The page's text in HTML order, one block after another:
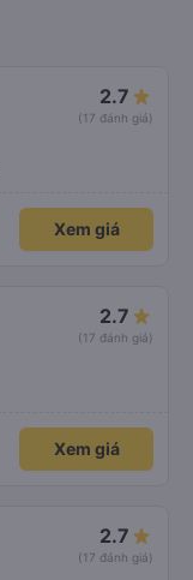
2.7
(17 đánh giá)
Xem giá
2.7
(17 đánh giá)
Xem giá
2.7
(17 đánh giá)